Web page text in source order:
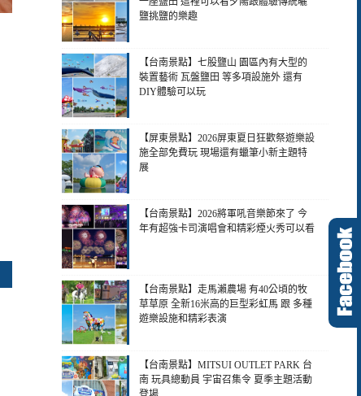
鹽挑鹽的樂趣
【台南景點】七股鹽山 園區內有大型的
裝置藝術 瓦盤鹽田 等多項設施外 還有
DIY體驗可以玩
【屏東景點】2026屏東夏日狂歡祭遊樂設
施全部免費玩 現場還有蠟筆小新主題特
展
【台南景點】2026將軍吼音樂節來了 今
年有超強卡司演唱會和精彩煙火秀可以看
【台南景點】走馬瀨農場 有40公頃的牧
草草原 全新16米高的巨型彩虹馬 跟 多種
遊樂設施和精彩表演
【台南景點】MITSUI OUTLET PARK 台
南 玩具總動員 宇宙召集令 夏季主題活動